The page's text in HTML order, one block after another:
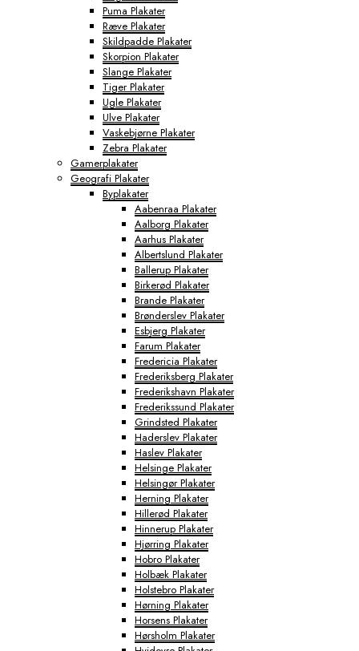
Puma Plakater
Ræve Plakater
Skildpadde Plakater
Skorpion Plakater
Slange Plakater
Tiger Plakater
Ugle Plakater
Ulve Plakater
Vaskebjørne Plakater
Zebra Plakater
Gamerplakater
Geografi Plakater
Byplakater
Aabenraa Plakater
Aalborg Plakater
Aarhus Plakater
Albertslund Plakater
Ballerup Plakater
Birkerød Plakater
Brande Plakater
Brønderslev Plakater
Esbjerg Plakater
Farum Plakater
Fredericia Plakater
Frederiksberg Plakater
Frederikshavn Plakater
Frederikssund Plakater
Grindsted Plakater
Haderslev Plakater
Haslev Plakater
Helsinge Plakater
Helsingør Plakater
Herning Plakater
Hillerød Plakater
Hinnerup Plakater
Hjørring Plakater
Hobro Plakater
Holbæk Plakater
Holstebro Plakater
Hørning Plakater
Horsens Plakater
Hørsholm Plakater